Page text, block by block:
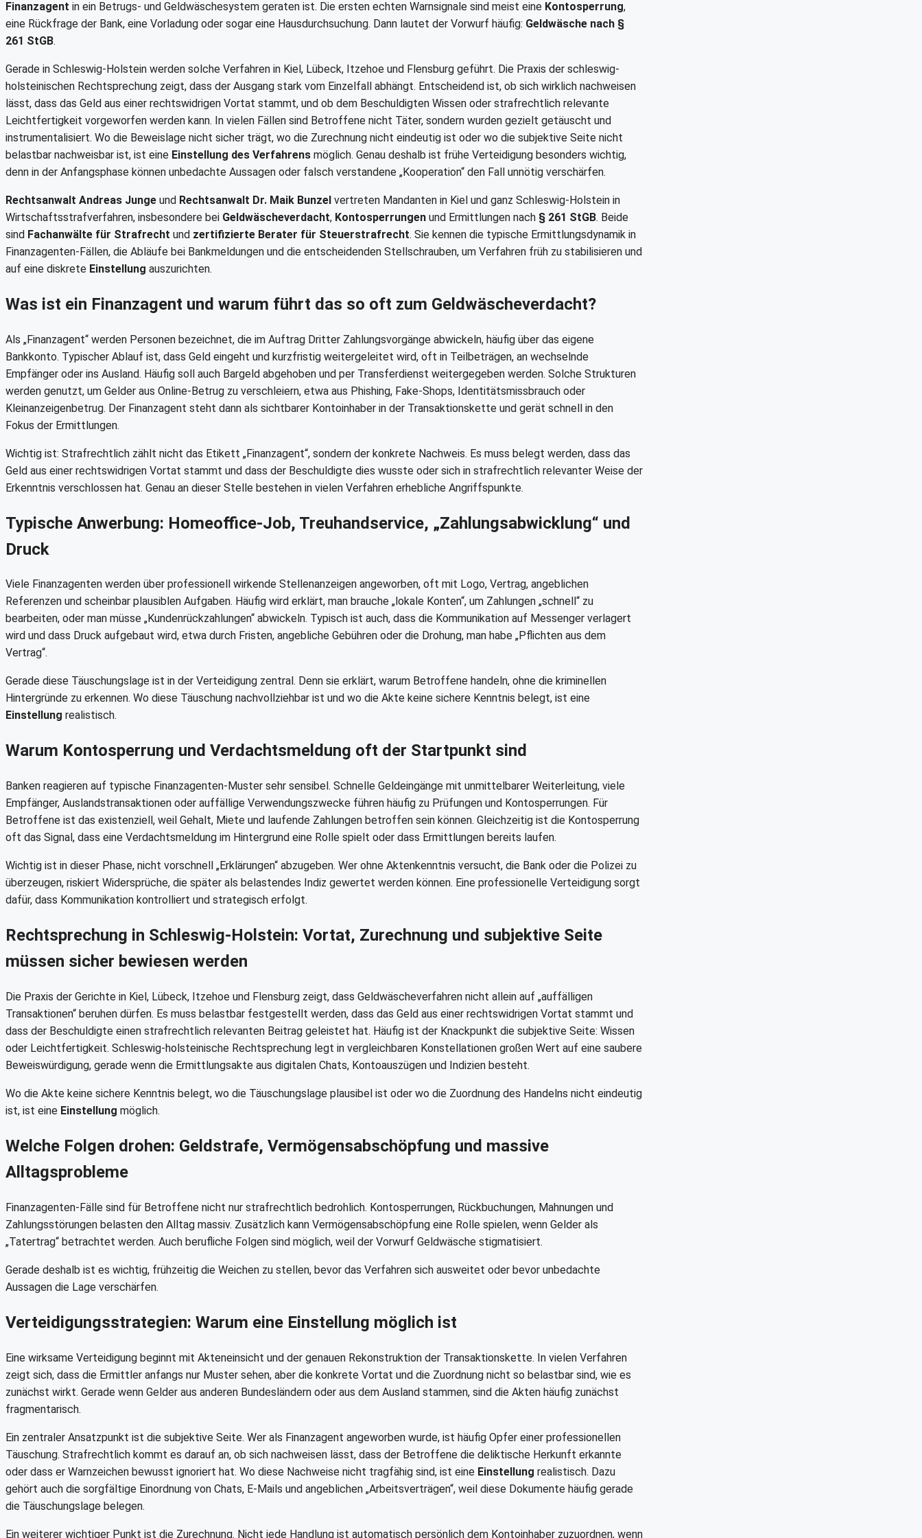
Finanzagent in ein Betrugs- und Geldwäschesystem geraten ist. Die ersten echten Warnsignale sind meist eine Kontosperrung,
eine Rückfrage der Bank, eine Vorladung oder sogar eine Hausdurchsuchung. Dann lautet der Vorwurf häufig: Geldwäsche nach §
261 StGB.
Gerade in Schleswig-Holstein werden solche Verfahren in Kiel, Lübeck, Itzehoe und Flensburg geführt. Die Praxis der schleswig-
holsteinischen Rechtsprechung zeigt, dass der Ausgang stark vom Einzelfall abhängt. Entscheidend ist, ob sich wirklich nachweisen
lässt, dass das Geld aus einer rechtswidrigen Vortat stammt, und ob dem Beschuldigten Wissen oder strafrechtlich relevante
Leichtfertigkeit vorgeworfen werden kann. In vielen Fällen sind Betroffene nicht Täter, sondern wurden gezielt getäuscht und
instrumentalisiert. Wo die Beweislage nicht sicher trägt, wo die Zurechnung nicht eindeutig ist oder wo die subjektive Seite nicht
belastbar nachweisbar ist, ist eine Einstellung des Verfahrens möglich. Genau deshalb ist frühe Verteidigung besonders wichtig,
denn in der Anfangsphase können unbedachte Aussagen oder falsch verstandene „Kooperation“ den Fall unnötig verschärfen.
Rechtsanwalt Andreas Junge und Rechtsanwalt Dr. Maik Bunzel vertreten Mandanten in Kiel und ganz Schleswig-Holstein in
Wirtschaftsstrafverfahren, insbesondere bei Geldwäscheverdacht, Kontosperrungen und Ermittlungen nach § 261 StGB. Beide
sind Fachanwälte für Strafrecht und zertifizierte Berater für Steuerstrafrecht. Sie kennen die typische Ermittlungsdynamik in
Finanzagenten-Fällen, die Abläufe bei Bankmeldungen und die entscheidenden Stellschrauben, um Verfahren früh zu stabilisieren und
auf eine diskrete Einstellung auszurichten.
Was ist ein Finanzagent und warum führt das so oft zum Geldwäscheverdacht?
Als „Finanzagent“ werden Personen bezeichnet, die im Auftrag Dritter Zahlungsvorgänge abwickeln, häufig über das eigene
Bankkonto. Typischer Ablauf ist, dass Geld eingeht und kurzfristig weitergeleitet wird, oft in Teilbeträgen, an wechselnde
Empfänger oder ins Ausland. Häufig soll auch Bargeld abgehoben und per Transferdienst weitergegeben werden. Solche Strukturen
werden genutzt, um Gelder aus Online-Betrug zu verschleiern, etwa aus Phishing, Fake-Shops, Identitätsmissbrauch oder
Kleinanzeigenbetrug. Der Finanzagent steht dann als sichtbarer Kontoinhaber in der Transaktionskette und gerät schnell in den
Fokus der Ermittlungen.
Wichtig ist: Strafrechtlich zählt nicht das Etikett „Finanzagent“, sondern der konkrete Nachweis. Es muss belegt werden, dass das
Geld aus einer rechtswidrigen Vortat stammt und dass der Beschuldigte dies wusste oder sich in strafrechtlich relevanter Weise der
Erkenntnis verschlossen hat. Genau an dieser Stelle bestehen in vielen Verfahren erhebliche Angriffspunkte.
Typische Anwerbung: Homeoffice-Job, Treuhandservice, „Zahlungsabwicklung“ und
Druck
Viele Finanzagenten werden über professionell wirkende Stellenanzeigen angeworben, oft mit Logo, Vertrag, angeblichen
Referenzen und scheinbar plausiblen Aufgaben. Häufig wird erklärt, man brauche „lokale Konten“, um Zahlungen „schnell“ zu
bearbeiten, oder man müsse „Kundenrückzahlungen“ abwickeln. Typisch ist auch, dass die Kommunikation auf Messenger verlagert
wird und dass Druck aufgebaut wird, etwa durch Fristen, angebliche Gebühren oder die Drohung, man habe „Pflichten aus dem
Vertrag“.
Gerade diese Täuschungslage ist in der Verteidigung zentral. Denn sie erklärt, warum Betroffene handeln, ohne die kriminellen
Hintergründe zu erkennen. Wo diese Täuschung nachvollziehbar ist und wo die Akte keine sichere Kenntnis belegt, ist eine
Einstellung realistisch.
Warum Kontosperrung und Verdachtsmeldung oft der Startpunkt sind
Banken reagieren auf typische Finanzagenten-Muster sehr sensibel. Schnelle Geldeingänge mit unmittelbarer Weiterleitung, viele
Empfänger, Auslandstransaktionen oder auffällige Verwendungszwecke führen häufig zu Prüfungen und Kontosperrungen. Für
Betroffene ist das existenziell, weil Gehalt, Miete und laufende Zahlungen betroffen sein können. Gleichzeitig ist die Kontosperrung
oft das Signal, dass eine Verdachtsmeldung im Hintergrund eine Rolle spielt oder dass Ermittlungen bereits laufen.
Wichtig ist in dieser Phase, nicht vorschnell „Erklärungen“ abzugeben. Wer ohne Aktenkenntnis versucht, die Bank oder die Polizei zu
überzeugen, riskiert Widersprüche, die später als belastendes Indiz gewertet werden können. Eine professionelle Verteidigung sorgt
dafür, dass Kommunikation kontrolliert und strategisch erfolgt.
Rechtsprechung in Schleswig-Holstein: Vortat, Zurechnung und subjektive Seite
müssen sicher bewiesen werden
Die Praxis der Gerichte in Kiel, Lübeck, Itzehoe und Flensburg zeigt, dass Geldwäscheverfahren nicht allein auf „auffälligen
Transaktionen“ beruhen dürfen. Es muss belastbar festgestellt werden, dass das Geld aus einer rechtswidrigen Vortat stammt und
dass der Beschuldigte einen strafrechtlich relevanten Beitrag geleistet hat. Häufig ist der Knackpunkt die subjektive Seite: Wissen
oder Leichtfertigkeit. Schleswig-holsteinische Rechtsprechung legt in vergleichbaren Konstellationen großen Wert auf eine saubere
Beweiswürdigung, gerade wenn die Ermittlungsakte aus digitalen Chats, Kontoauszügen und Indizien besteht.
Wo die Akte keine sichere Kenntnis belegt, wo die Täuschungslage plausibel ist oder wo die Zuordnung des Handelns nicht eindeutig
ist, ist eine Einstellung möglich.
Welche Folgen drohen: Geldstrafe, Vermögensabschöpfung und massive
Alltagsprobleme
Finanzagenten-Fälle sind für Betroffene nicht nur strafrechtlich bedrohlich. Kontosperrungen, Rückbuchungen, Mahnungen und
Zahlungsstörungen belasten den Alltag massiv. Zusätzlich kann Vermögensabschöpfung eine Rolle spielen, wenn Gelder als
„Tatertrag“ betrachtet werden. Auch berufliche Folgen sind möglich, weil der Vorwurf Geldwäsche stigmatisiert.
Gerade deshalb ist es wichtig, frühzeitig die Weichen zu stellen, bevor das Verfahren sich ausweitet oder bevor unbedachte
Aussagen die Lage verschärfen.
Verteidigungsstrategien: Warum eine Einstellung möglich ist
Eine wirksame Verteidigung beginnt mit Akteneinsicht und der genauen Rekonstruktion der Transaktionskette. In vielen Verfahren
zeigt sich, dass die Ermittler anfangs nur Muster sehen, aber die konkrete Vortat und die Zuordnung nicht so belastbar sind, wie es
zunächst wirkt. Gerade wenn Gelder aus anderen Bundesländern oder aus dem Ausland stammen, sind die Akten häufig zunächst
fragmentarisch.
Ein zentraler Ansatzpunkt ist die subjektive Seite. Wer als Finanzagent angeworben wurde, ist häufig Opfer einer professionellen
Täuschung. Strafrechtlich kommt es darauf an, ob sich nachweisen lässt, dass der Betroffene die deliktische Herkunft erkannte
oder dass er Warnzeichen bewusst ignoriert hat. Wo diese Nachweise nicht tragfähig sind, ist eine Einstellung realistisch. Dazu
gehört auch die sorgfältige Einordnung von Chats, E-Mails und angeblichen „Arbeitsverträgen“, weil diese Dokumente häufig gerade
die Täuschungslage belegen.
Ein weiterer wichtiger Punkt ist die Zurechnung. Nicht jede Handlung ist automatisch persönlich dem Kontoinhaber zuzuordnen, wenn